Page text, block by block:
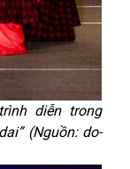
diễn trong
(Nguồn: do-